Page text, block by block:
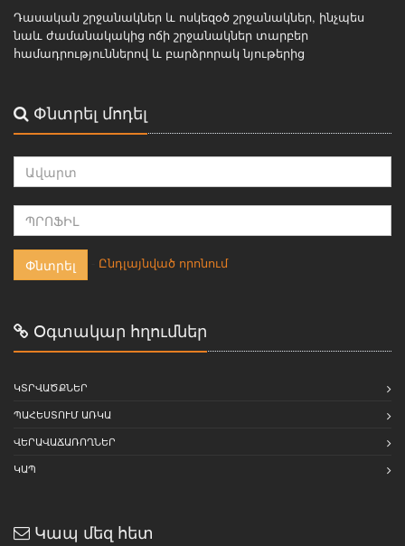
Դասական շրջանակներ և ոսկեզօծ շրջանակներ, ինչպես
նաև ժամանակակից ոճի շրջանակներ տարբեր
համադրություններով և բարձրորակ նյութերից
Փնտրել մոդել
Փնտրել Ընդլայնված որոնում
Օգտակար հղումներ
ԿՏՐՎԱԾՔՆԵՐ
ՊԱՀԵՍՏՈՒՄ ԱՌԿԱ
ՎԵՐԱՎԱՃԱՌՈՂՆԵՐ
ԿԱՊ
Կապ մեզ հետ